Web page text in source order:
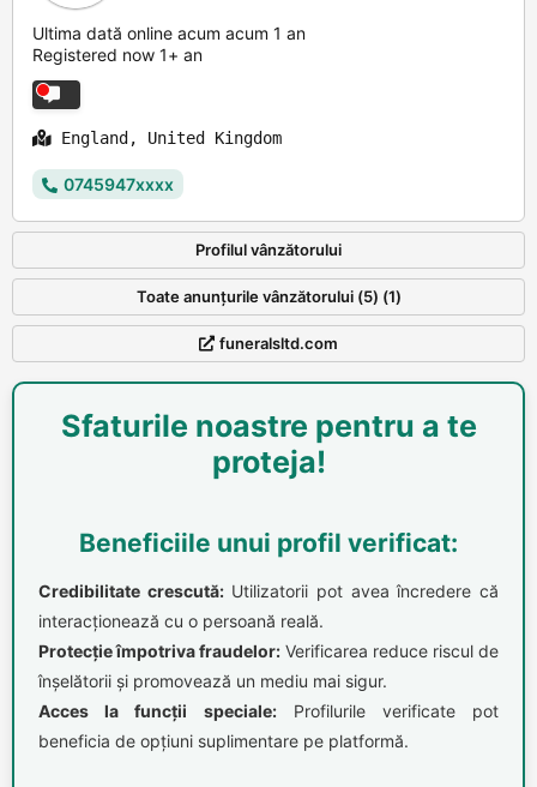
Ultima dată online acum acum 1 an
Registered now 1+ an
England, United Kingdom
0745947xxxx
Profilul vânzătorului
Toate anunțurile vânzătorului (5) (1)
funeralsltd.com
Sfaturile noastre pentru a te
proteja!
Beneficiile unui profil verificat:
Credibilitate crescută:Utilizatorii pot avea încredere că
interacționează cu o persoană reală.
Protecție împotriva fraudelor: Verificarea reduce riscul de
înșelătorii și promovează un mediu mai sigur.
Acces la funcții speciale:Profilurile verificate pot
beneficia de opțiuni suplimentare pe platformă.